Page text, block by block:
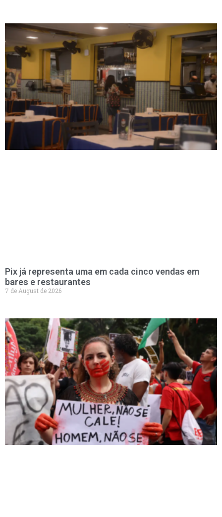
Pix já representa uma em cada cinco vendas em
bares e restaurantes
7 de August de 2026